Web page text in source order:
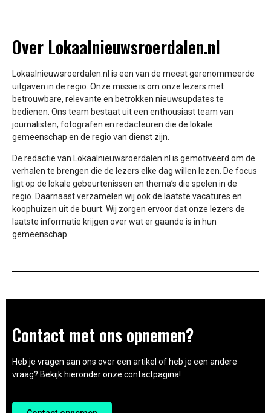
Over Lokaalnieuwsroerdalen.nl
Lokaalnieuwsroerdalen.nl is een van de meest gerenommeerde
uitgaven in de regio. Onze missie is om onze lezers met
betrouwbare, relevante en betrokken nieuwsupdates te
bedienen. Ons team bestaat uit een enthousiast team van
journalisten, fotografen en redacteuren die de lokale
gemeenschap en de regio van dienst zijn.
De redactie van Lokaalnieuwsroerdalen.nl is gemotiveerd om de
verhalen te brengen die de lezers elke dag willen lezen. De focus
ligt op de lokale gebeurtenissen en thema’s die spelen in de
regio. Daarnaast verzamelen wij ook de laatste vacatures en
koophuizen uit de buurt. Wij zorgen ervoor dat onze lezers de
laatste informatie krijgen over wat er gaande is in hun
gemeenschap.
Contact met ons opnemen?
Heb je vragen aan ons over een artikel of heb je een andere
vraag? Bekijk hieronder onze contactpagina!